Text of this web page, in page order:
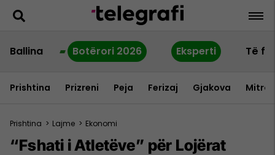
Ballina Botërori 2026 Eksperti Të
Prishtina Prizreni Peja Ferizaj Gjakova
Prishtina > Lajme > Ekonomi
“Fshati i Atletëve” për Lojërat